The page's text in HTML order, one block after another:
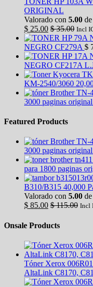
ORIGINAL
Valorado con 5.00
$ 25.00 $35.00 Incl
NEGRO CF279A $
NEGRO CF217A
KM-2540/3060
3000 paginas original
Featured Products
3000 paginas original
para 1800 paginas
B310/B315 40,000
Valorado con 5.00
$ 85.00 $115.00 Incl
Onsale Products
Tóner Xerox
AltaLink C8170,